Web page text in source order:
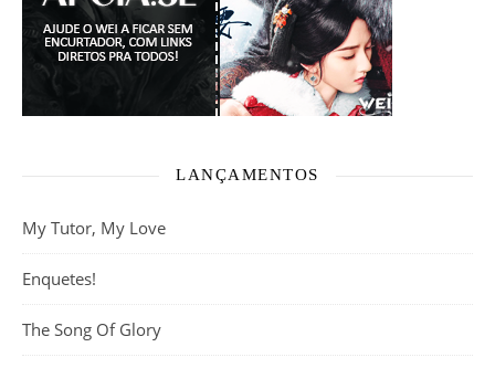
LANÇAMENTOS
My Tutor, My Love
Enquetes!
The Song Of Glory